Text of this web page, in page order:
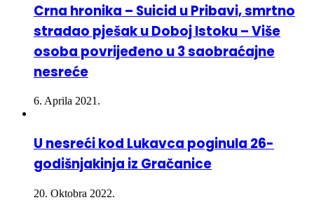
Crna hronika – Suicid u Pribavi, smrtno
stradao pješak u Doboj Istoku – Više
osoba povrijeđeno u 3 saobraćajne
nesreće
6. Aprila 2021.
U nesreći kod Lukavca poginula 26-
godišnjakinja iz Gračanice
20. Oktobra 2022.